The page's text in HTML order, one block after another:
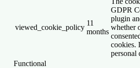
viewed_cookie_policy
11
months
GDPR
plugin
whether
cookies.
personal
Functional